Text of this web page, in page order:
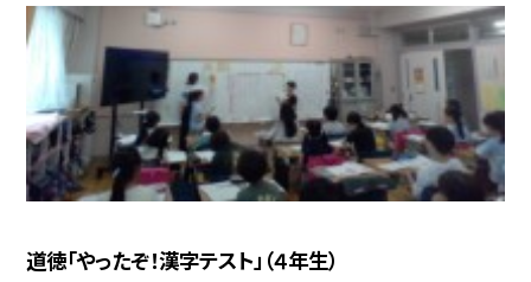
道徳「やったぞ！漢字テスト」（４年生）